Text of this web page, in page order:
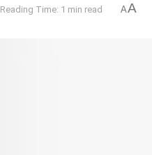
Reading Time: 1 min read AA